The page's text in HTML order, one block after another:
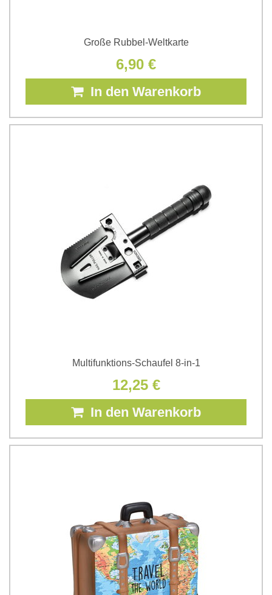
Große Rubbel-Weltkarte
6,90 €
In den Warenkorb
Multifunktions-Schaufel 8-in-1
12,25 €
In den Warenkorb